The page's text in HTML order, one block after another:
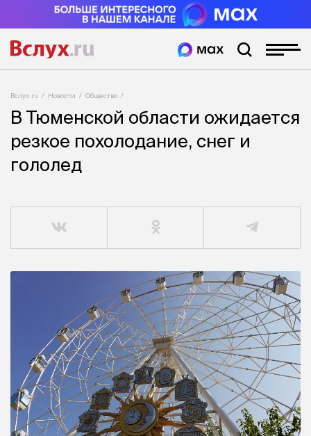
Вслух.ru Новости Общество
В Тюменской области ожидается
резкое похолодание, снег и
гололед